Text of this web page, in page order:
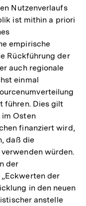
Nutzenverlaufs
ist mithin a priori
empirische
Rückführung der
auch regionale
einmal
führen. Dies gilt
Osten
finanziert wird,
daß die
würden.
der
der
in den neuen
anstelle